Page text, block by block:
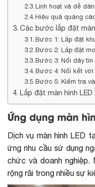
Linh hoạt và dễ
Hiệu quả quảng
Các bước lắp đặt
Bước 1: Lắp đặt
Bước 2: Lắp đặt
Bước 3: Nối dây tín
Bước 4: Nối kết với
Bước 5: Kiểm tra
Lắp đặt màn hình
Ứng dụng màn
Dịch vụ màn hình LED
ứng nhu cầu sử dụng
chức và doanh nghiệp.
rộng rãi trong nhiều sự